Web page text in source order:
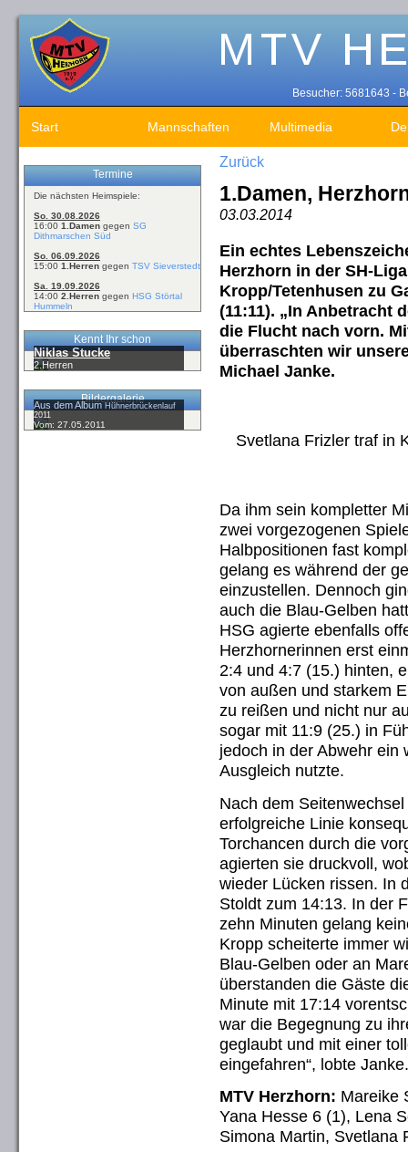
Besucher: 5681643 -
Start Mannschaften Multimedia
Termine
Die nächsten Heimspiele:
So. 30.08.2026
16:00 1.Damen gegen SG
Dithmarschen Süd
So. 06.09.2026
15:00 1.Herren gegen TSV Sieverstedt
Sa. 19.09.2026
14:00 2.Herren gegen HSG Störtal
Hummeln
Kennt Ihr schon
Niklas Stucke
2.Herren
Bildergalerie
Aus dem AlbumHühnerbrückenlauf
2011
Vom: 27.05.2011
Zurück
1.Damen,
03.03.2014
Ein echtes
Herzhorn in der SH-
Kropp/Tetenhusen zu
(11:11). „In Anbetracht
die Flucht nach vorn.
überraschten wir
Michael Janke.
Svetlana Frizler traf in
Da ihm sein kompletter
zwei vorgezogenen
Halbpositionen fast
gelang es während der
einzustellen. Dennoch
auch die Blau-Gelben
HSG agierte ebenfalls
Herzhornerinnen erst
2:4 und 4:7 (15.) hinten,
von außen und starkem
zu reißen und nicht nur
sogar mit 11:9 (25.) in
jedoch in der Abwehr ein
Ausgleich nutzte.
Nach dem
erfolgreiche Linie
Torchancen durch die
agierten sie druckvoll,
wieder Lücken rissen. In
Stoldt zum 14:13. In der
zehn Minuten gelang
Kropp scheiterte immer
Blau-Gelben oder an
überstanden die Gäste
Minute mit 17:14
war die Begegnung zu
geglaubt und mit einer
eingefahren“, lobte Janke.
MTV Herzhorn: Mareike
Yana Hesse 6 (1), Lena
Simona Martin, Svetlana